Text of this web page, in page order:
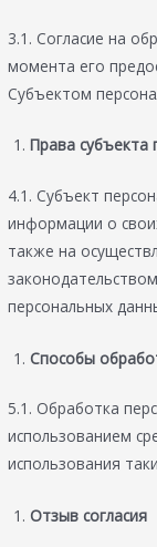
3.1. Согласие на
момента его
Субъектом
Права субъекта
4.1. Субъект
информации о
также на
персональных
Способы
5.1. Обработка
использованием
использования
Отзыв согласия